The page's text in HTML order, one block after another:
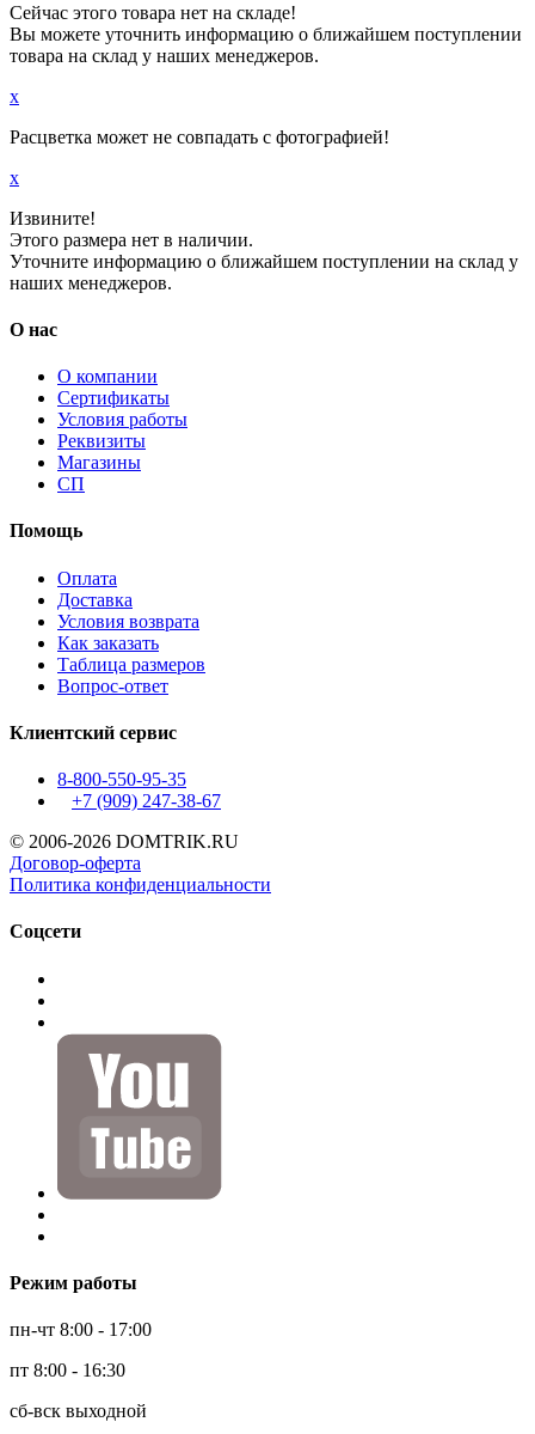
Сейчас этого товара нет на складе!
Вы можете уточнить информацию о ближайшем поступлении
товара на склад у наших менеджеров.
x
Расцветка может не совпадать с фотографией!
x
Извините!
Этого размера нет в наличии.
Уточните информацию о ближайшем поступлении на склад у
наших менеджеров.
О нас
О компании
Сертификаты
Условия работы
Реквизиты
Магазины
СП
Помощь
Оплата
Доставка
Условия возврата
Как заказать
Таблица размеров
Вопрос-ответ
Клиентский сервис
8-800-550-95-35
+7 (909) 247-38-67
© 2006-2026 DOMTRIK.RU
Договор-оферта
Политика конфиденциальности
Соцсети
Режим работы
пн-чт 8:00 - 17:00
пт 8:00 - 16:30
сб-вск выходной